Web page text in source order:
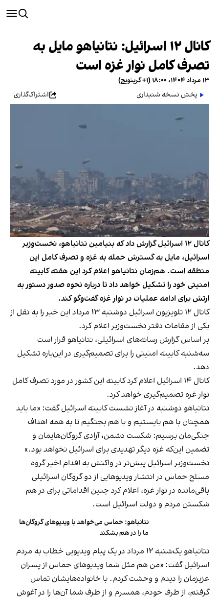
کانال ۱۲ اسرائیل: نتانیاهو مایل به
تصرف کامل نوار غزه است
۱۳ مرداد ۱۴۰۴، ۱۸:۰۰ (‎+۱ گرینویچ)
پخش نسخه شنیداری
اشتراک‌گذاری
کانال ۱۲ اسرائیل گزارش داد که بنیامین نتانیاهو، نخست‌وزیر
اسرائیل، مایل به گسترش حمله به غزه و تصرف کامل این
منطقه است. هم‌زمان نتانیاهو اعلام کرد این هفته کابینه
امنیتی خود را تشکیل خواهد داد تا درباره نحوه صدور دستور به
ارتش برای ادامه عملیات در نوار غزه گفت‌وگو کند.
کانال ۱۲ تلویزیون اسرائیل دوشنبه ۱۳ مرداد این خبر را به نقل از
یکی از مقامات دفتر نخست‌وزیر اعلام کرد.
بر اساس گزارش رسانه‌های اسرائیلی، نتانیاهو قرار است
سه‌شنبه کابینه امنیتی را برای تصمیم‌گیری در این‌باره تشکیل
دهد.
کانال ۱۴ اسرائیل اعلام کرد کابینه این کشور در مورد تصرف کامل
نوار غزه تصمیم‌گیری خواهد کرد.
نتانیاهو دوشنبه در آغاز نشست کابینه اسرائیل گفت: «ما باید
همچنان با هم بایستیم و با هم بجنگیم تا به همه اهداف
جنگی‌مان برسیم: شکست دشمن، آزادی گروگان‌هایمان و
تضمین این‌که غزه دیگر تهدیدی برای اسرائیل نخواهد بود.»
نخست‌وزیر اسرائیل پیش‌تر در واکنش به اقدام اخیر گروه
مسلح حماس در انتشار ویدیوهایی از دو گروگان‌ اسرائیلی
باقی‌مانده در نوار غزه، اعلام کرد چنین اقداماتی برای در هم
شکستن مردم و دولت اسرائیل است.
نتانیاهو: حماس می‌خواهد با ویدیوهای گروگان‌ها
ما را در هم بشکند
نتانیاهو یک‌شنبه ۱۲ مرداد در یک پیام ویدیویی خطاب به مردم
اسرائیل گفت: «من هم مثل شما ویدیوهای حماس از پسران
عزیزمان را دیدم و وحشت کردم. با خانواده‌هایشان تماس
گرفتم، از طرف خودم، همسرم و از طرف شما آن‌ها را در آغوش